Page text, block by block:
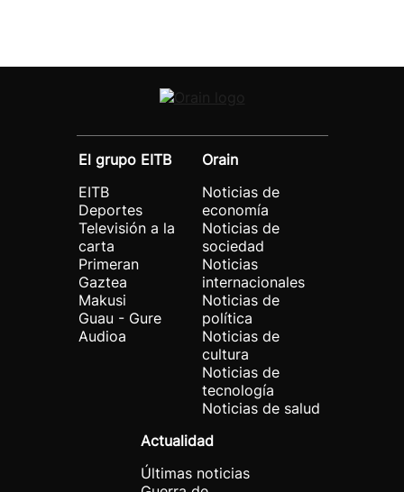
El grupo EITB
EITB
Deportes
Televisión a la
carta
Primeran
Gaztea
Makusi
Guau - Gure
Audioa
Orain
Noticias de
economía
Noticias de
sociedad
Noticias
internacionales
Noticias de
política
Noticias de
cultura
Noticias de
tecnología
Noticias de salud
Actualidad
Últimas noticias